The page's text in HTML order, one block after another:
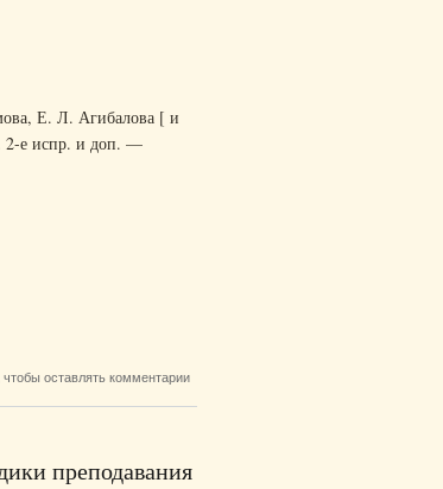
Е. Л. Агибалова [ и
е испр. и доп. —
проблемы лингвистики и
чтобы оставлять комментарии
преподавания